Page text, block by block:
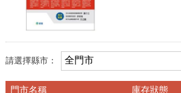
請選擇縣市：
門市名稱 庫存狀態